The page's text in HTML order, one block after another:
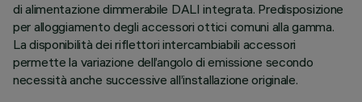
di alimentazione dimmerabile DALI integrata. Predisposizione
per alloggiamento degli accessori ottici comuni alla gamma.
La disponibilità dei riflettori intercambiabili accessori
permette la variazione dell’angolo di emissione secondo
necessità anche successive all’installazione originale.